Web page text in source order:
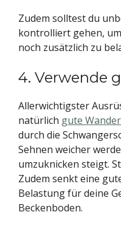
Zudem solltest du
kontrolliert gehen,
noch zusätzlich zu
4. Verwende
Allerwichtigster
natürlich gute
durch die
Sehnen weicher
umzuknicken steigt.
Zudem senkt eine
Belastung für deine
Beckenboden.